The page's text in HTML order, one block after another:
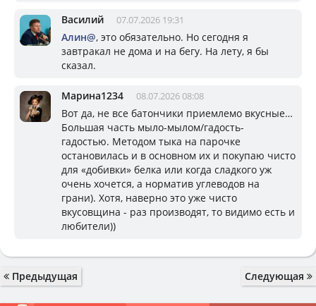
Василий 07.07.2026 19:31
Алин@, это обязательно. Но сегодня я
завтракал не дома и на бегу. На лету, я бы
сказал.
Марина1234 08.07.2026 08:08
Вот да, не все батончики приемлемо вкусные…
Большая часть мыло-мылом/гадость-
гадостью. Методом тыка на парочке
остановилась и в основном их и покупаю чисто
для «добивки» белка или когда сладкого уж
очень хочется, а норматив углеводов на
грани). Хотя, наверно это уже чисто
вкусовщина - раз производят, то видимо есть и
любители))
Предыдущая Следующая